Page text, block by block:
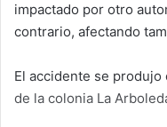
impactado por otro
contrario, afectando
El accidente se
de la colonia La